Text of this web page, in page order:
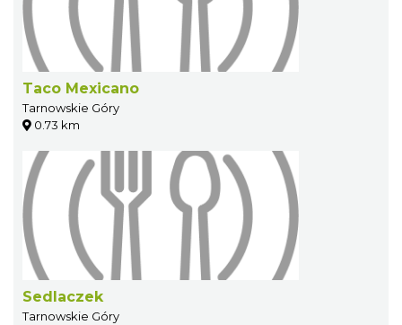
Taco Mexicano
Tarnowskie Góry
0.73 km
Sedlaczek
Tarnowskie Góry